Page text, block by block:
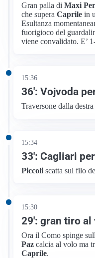
Gran palla diMaxi
che superaCaprile in
Esultanza
fuorigioco del
viene convalidato. E’
15:36
36′: Vojvoda
Traversone dalla
15:34
33′: Cagliari
Piccoli scatta sul filo
15:30
29′: gran tiro
Ora il Como spinge
Paz calcia al volo ma
Caprile.